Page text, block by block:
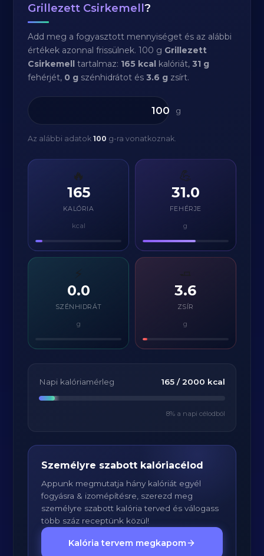
Grillezett Csirkemell?
Add meg a fogyasztott mennyiséget és az alábbi
értékek azonnal frissülnek. 100 g Grillezett
Csirkemell tartalmaz: 165 kcal kalóriát,31 g
fehérjét, 0 g szénhidrátot és3.6 g zsírt.
g
Az alábbi adatok100 g-ra vonatkoznak.
🔥
165
KALÓRIA
kcal
💪
31.0
FEHÉRJE
g
⚡
0.0
SZÉNHIDRÁT
g
3.6
ZSÍR
g
Napi kalóriamérleg 165/ 2000 kcal
8% a napi célodból
Személyre szabott kalóriacélod
Appunk megmutatja hány kalóriát egyél
fogyásra & izomépítésre, szerezd meg
személyre szabott kalória terved és válogass
több száz receptünk közül!
Kalória tervem megkapom